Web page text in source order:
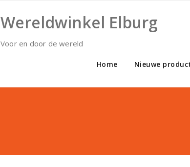
Wereldwinkel Elburg
Voor en door de wereld
Home Nieuwe